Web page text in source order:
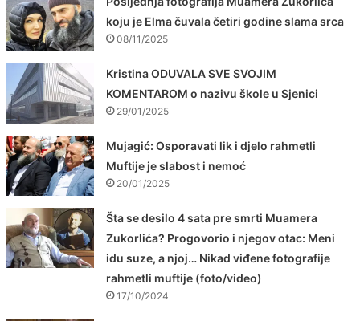
koju je Elma čuvala četiri godine slama srca
08/11/2025
Kristina ODUVALA SVE SVOJIM
KOMENTAROM o nazivu škole u Sjenici
29/01/2025
Mujagić: Osporavati lik i djelo rahmetli
Muftije je slabost i nemoć
20/01/2025
Šta se desilo 4 sata pre smrti Muamera
Zukorlića? Progovorio i njegov otac: Meni
idu suze, a njoj… Nikad viđene fotografije
rahmetli muftije (foto/video)
17/10/2024